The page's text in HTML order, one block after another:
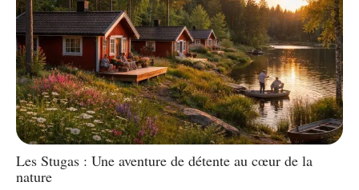
Les Stugas : Une aventure de détente au cœur de la
nature